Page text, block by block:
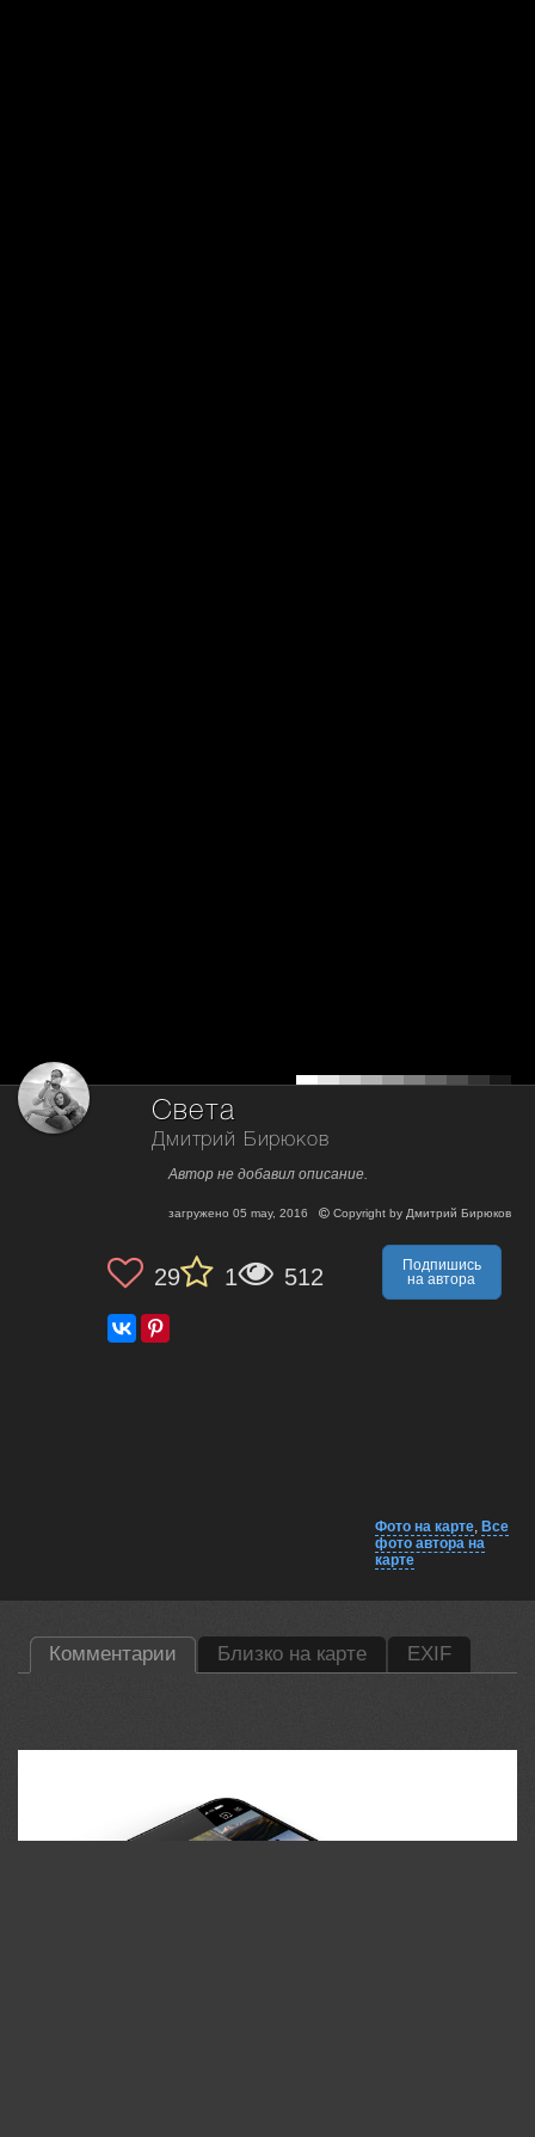
Света
Дмитрий Бирюков
Автор не добавил описание.
загружено 05 may, 2016 Copyright by Дмитрий Бирюков
29 1 512
Подпишись
на автора
Фото на карте, Все
фото автора на
карте
Комментарии Близко на карте EXIF